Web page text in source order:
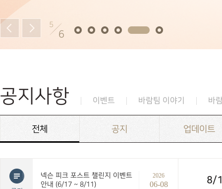
5
6
공지사항 이벤트 바람팀 이야기 바
전체 공지 업데이트
넥슨 피크 포스트 챌린지 이벤트
안내 (6/17 ~ 8/11)
2026
06-08 8/